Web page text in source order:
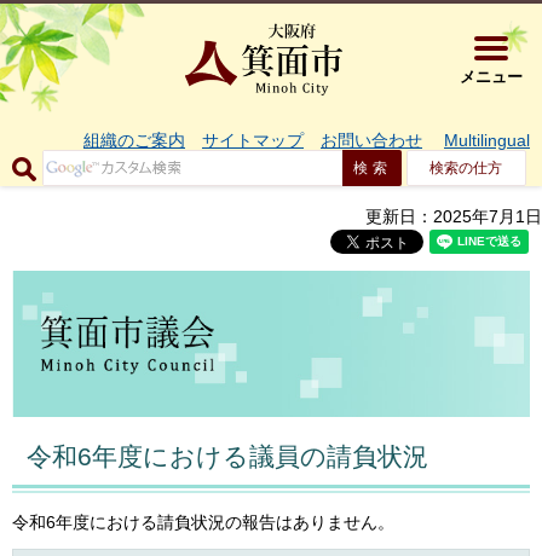
大阪府箕
メニュー
組織のご案内 サイトマップ お問い合わせ Multilingual
検索の仕方
更新日：2025年7月1日
令和6年度における議員の請負状況
令和6年度における請負状況の報告はありません。